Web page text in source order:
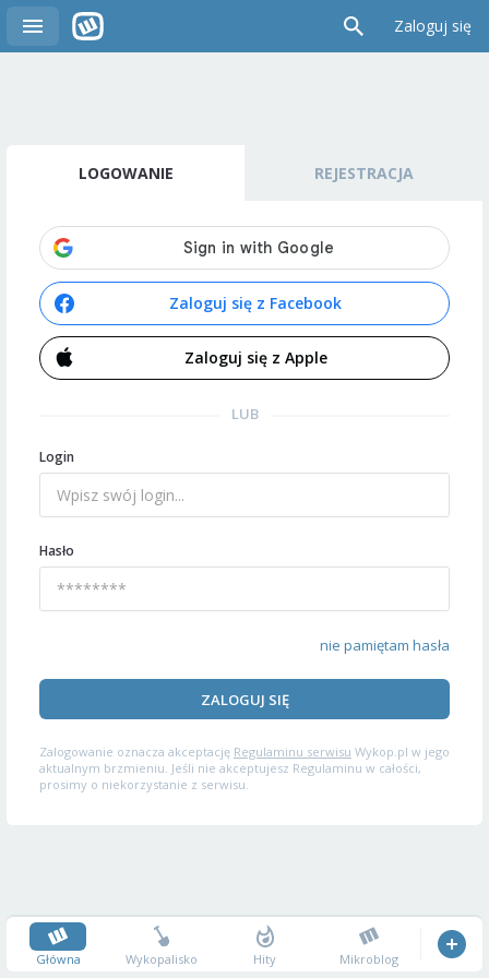
Zaloguj się
LOGOWANIE REJESTRACJA
Zaloguj się z Facebook
Zaloguj się z Apple
LUB
Login
Hasło
nie pamiętam hasła
ZALOGUJ SIĘ
Zalogowanie oznacza akceptację Regulaminu serwisu Wykop.pl w jego
aktualnym brzmieniu. Jeśli nie akceptujesz Regulaminu w całości,
prosimy o niekorzystanie z serwisu.
Główna Wykopalisko Hity Mikroblog